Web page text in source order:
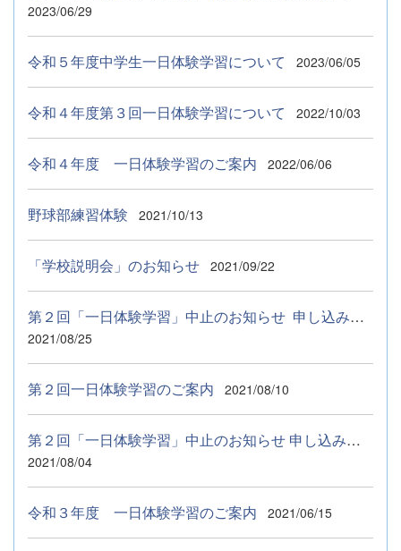
2023/06/29
令和５年度中学生一日体験学習について 2023/06/05
令和４年度第３回一日体験学習について 2022/10/03
令和４年度 一日体験学習のご案内 2022/06/06
野球部練習体験 2021/10/13
「学校説明会」のお知らせ 2021/09/22
第２回「一日体験学習」中止のお知らせ 申し込みいただいた９月...
2021/08/25
第２回一日体験学習のご案内 2021/08/10
第２回「一日体験学習」中止のお知らせ 申し込みいただいた９月１...
2021/08/04
令和３年度 一日体験学習のご案内 2021/06/15